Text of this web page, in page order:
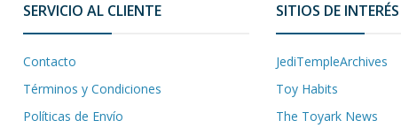
SERVICIO AL CLIENTE
Contacto
Términos y Condiciones
Políticas de Envío
SITIOS DE INTERÉS
JediTempleArchives
Toy Habits
The Toyark News